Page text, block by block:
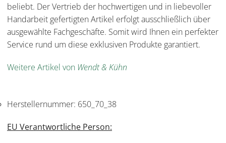
beliebt. Der Vertrieb der hochwertigen und in liebevoller
Handarbeit gefertigten Artikel erfolgt ausschließlich über
ausgewählte Fachgeschäfte. Somit wird Ihnen ein perfekter
Service rund um diese exklusiven Produkte garantiert.
Weitere Artikel von Wendt & Kühn
Herstellernummer: 650_70_38
EU Verantwortliche Person: